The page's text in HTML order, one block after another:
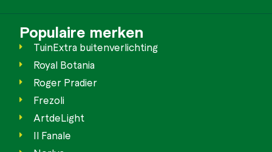
Populaire merken
TuinExtra buitenverlichting
Royal Botania
Roger Pradier
Frezoli
ArtdeLight
Il Fanale